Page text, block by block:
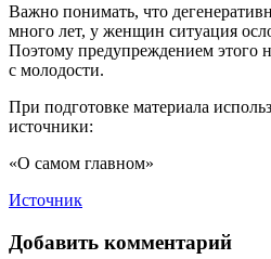
Важно понимать, что
много лет, у женщин ситуация
Поэтому предупреждением этого
с молодости.
При подготовке материала
источники:
«О самом главном»
Источник
Добавить комментарий